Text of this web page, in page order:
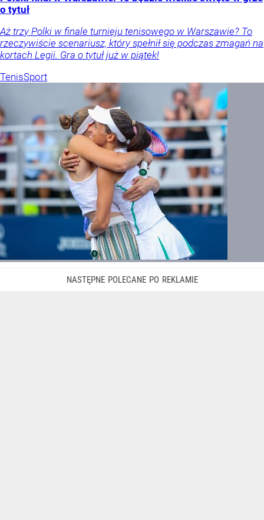
o tytuł
Aż trzy Polki w finale turnieju tenisowego w Warszawie? To
rzeczywiście scenariusz, który spełnił się podczas zmagań na
kortach Legii. Gra o tytuł już w piątek!
TenisSport